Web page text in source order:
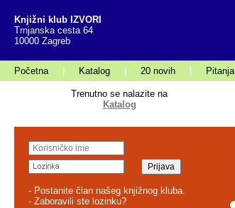
Knjižni klub IZVORI
Trnjanska cesta 64
10000 Zagreb
Početna Katalog 20 novih Pitanja
Trenutno se nalazite na
Katalog
- Postanite član našeg knjižnog kluba.
- Zaboravili ste lozinku?